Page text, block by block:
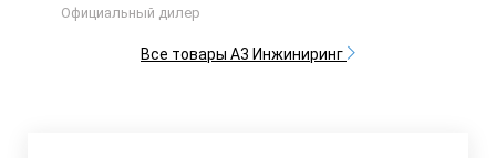
Официальный дилер
Все товары А3 Инжиниринг